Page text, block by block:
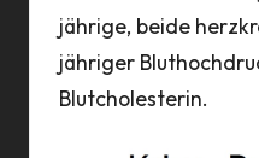
jährige, beide
jähriger
Blutcholesterin.